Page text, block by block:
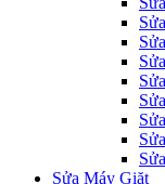
Sửa Máy Giặt